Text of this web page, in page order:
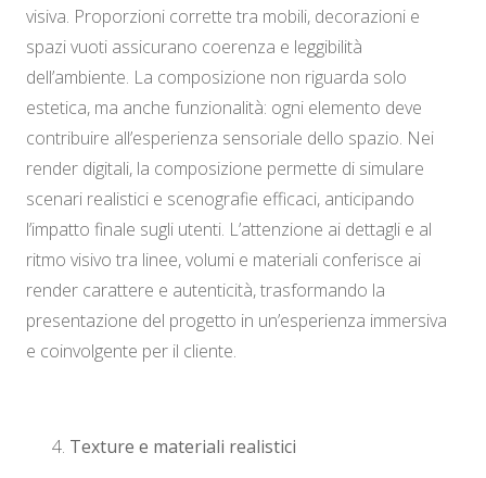
visiva. Proporzioni corrette tra mobili, decorazioni e
spazi vuoti assicurano coerenza e leggibilità
dell’ambiente. La composizione non riguarda solo
estetica, ma anche funzionalità: ogni elemento deve
contribuire all’esperienza sensoriale dello spazio. Nei
render digitali, la composizione permette di simulare
scenari realistici e scenografie efficaci, anticipando
l’impatto finale sugli utenti. L’attenzione ai dettagli e al
ritmo visivo tra linee, volumi e materiali conferisce ai
render carattere e autenticità, trasformando la
presentazione del progetto in un’esperienza immersiva
e coinvolgente per il cliente.
Texture e materiali realistici